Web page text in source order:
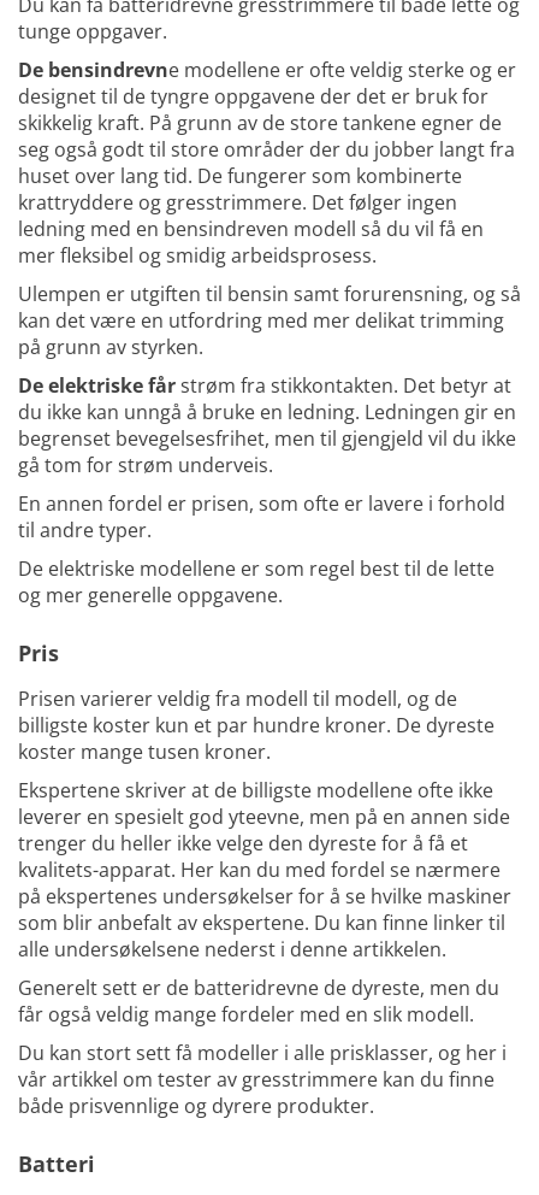
tunge oppgaver.
De bensindrevne modellene er ofte veldig sterke og er
designet til de tyngre oppgavene der det er bruk for
skikkelig kraft. På grunn av de store tankene egner de
seg også godt til store områder der du jobber langt fra
huset over lang tid. De fungerer som kombinerte
krattryddere og gresstrimmere. Det følger ingen
ledning med en bensindreven modell så du vil få en
mer fleksibel og smidig arbeidsprosess.
Ulempen er utgiften til bensin samt forurensning, og så
kan det være en utfordring med mer delikat trimming
på grunn av styrken.
De elektriske fårstrøm fra stikkontakten. Det betyr at
du ikke kan unngå å bruke en ledning. Ledningen gir en
begrenset bevegelsesfrihet, men til gjengjeld vil du ikke
gå tom for strøm underveis.
En annen fordel er prisen, som ofte er lavere i forhold
til andre typer.
De elektriske modellene er som regel best til de lette
og mer generelle oppgavene.
Pris
Prisen varierer veldig fra modell til modell, og de
billigste koster kun et par hundre kroner. De dyreste
koster mange tusen kroner.
Ekspertene skriver at de billigste modellene ofte ikke
leverer en spesielt god yteevne, men på en annen side
trenger du heller ikke velge den dyreste for å få et
kvalitets-apparat. Her kan du med fordel se nærmere
på ekspertenes undersøkelser for å se hvilke maskiner
som blir anbefalt av ekspertene. Du kan finne linker til
alle undersøkelsene nederst i denne artikkelen.
Generelt sett er de batteridrevne de dyreste, men du
får også veldig mange fordeler med en slik modell.
Du kan stort sett få modeller i alle prisklasser, og her i
vår artikkel om tester av gresstrimmere kan du finne
både prisvennlige og dyrere produkter.
Batteri